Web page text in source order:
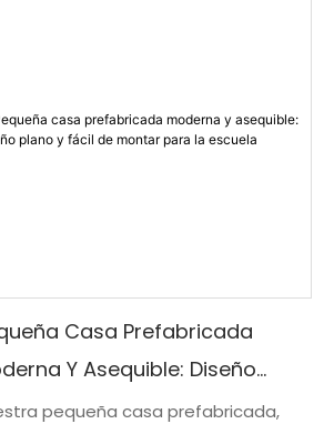
Casa Prefabricada
Y Asequible: Diseño
Y Fácil De Montar Para La
pequeña casa prefabricada,